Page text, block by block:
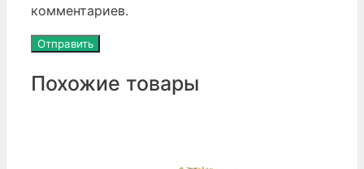
комментариев.
Похожие товары